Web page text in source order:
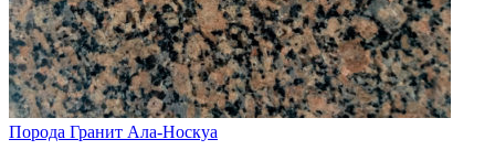
Порода Гранит Ала-Носкуа